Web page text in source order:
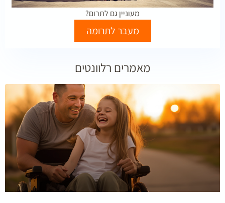
מעוניין גם לתרום?
מעבר לתרומה
מאמרים רלוונטים